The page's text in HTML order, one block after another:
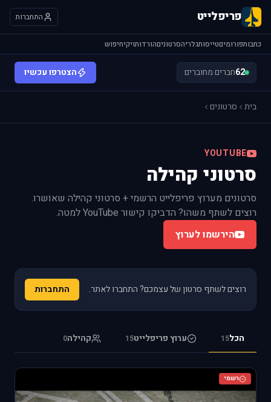
פריפלייט התחברות
כתבותפורומיםטייסותגלריהסרטוניםהורדותויקיחיפוש
62חברים מחוברים הצטרפו עכשיו
בית סרטונים
YOUTUBE
סרטוני קהילה
סרטונים מערוץ פריפלייט הרשמי + סרטוני קהילה שאושרו.
רוצים לשתף משהו? הדביקו קישור YouTube למטה.
הירשמו לערוץ
רוצים לשתף סרטון של עצמכם? התחברו לאתר. התחברות
הכל15 ערוץ פריפלייט15 קהילה0
רשמי